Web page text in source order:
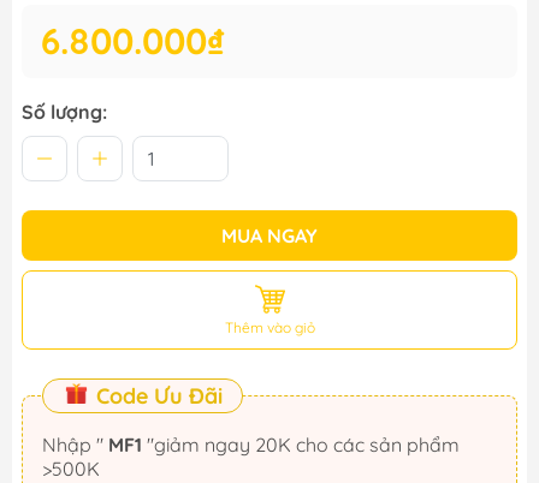
6.800.000₫
Số lượng:
MUA NGAY
Thêm vào giỏ
Code Ưu Đãi
Nhập " MF1
>500K